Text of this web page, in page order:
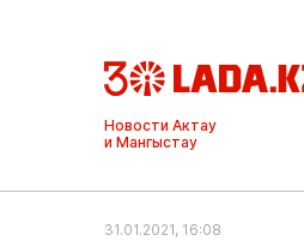
Ақтау және
Манғыстау
жаңалықтары
31.01.2021, 16:08